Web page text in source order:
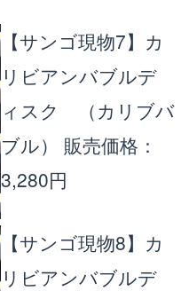
【サンゴ現物7】カ
リビアンバブルデ
ィスク （カリブバ
ブル）
販売価格：
3,280円
【サンゴ現物8】カ
リビアンバブルデ